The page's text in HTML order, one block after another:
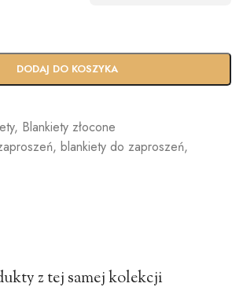
Ekspres
(+100zł)
DODAJ DO KOSZYKA
, Blankiety złocone
, blankiety do zaproszeń,
z tej samej kolekcji